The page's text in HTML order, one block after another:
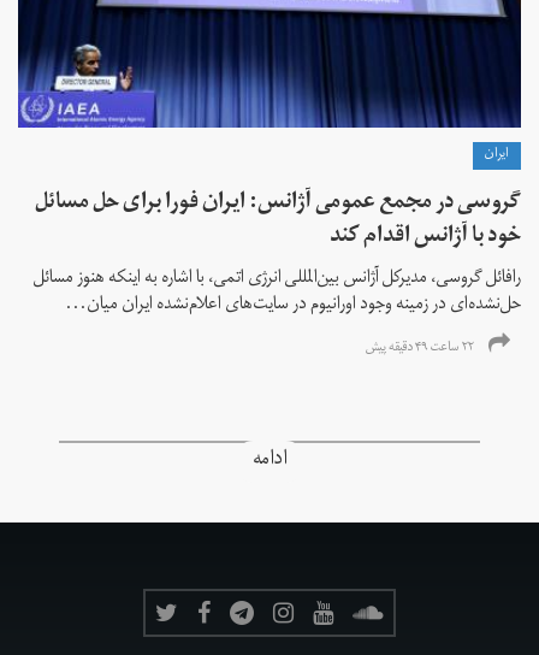
ايران
گروسی در مجمع عمومی آژانس: ایران فورا برای حل مسائل
خود با آژانس اقدام کند
رافائل گروسی، مدیرکل آژانس بین‌المللی انرژی اتمی، با اشاره به اینکه هنوز مسائل
حل‌نشده‌ای در زمینه وجود اورانیوم در سایت‌های اعلام‌نشده ایران میان...
۲۲ ساعت ۴۹ دقیقه پیش
ادامه